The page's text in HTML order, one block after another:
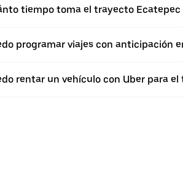
tiempo toma el trayecto Ecatepec
programar viajes con anticipación
rentar un vehículo con Uber para